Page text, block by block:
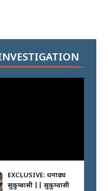
EXCLUSIVE: धनाढ्य
सुकुम्बासी || सुकुम्वासी